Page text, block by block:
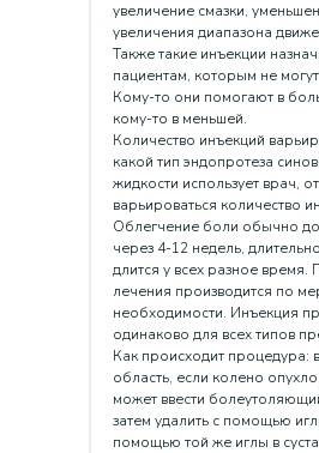
увеличение смазки,
увеличения диапазона
Также такие инъекции
пациентам, которым не
Кому-то они помогают в
кому-то в меньшей.
Количество инъекций
какой тип эндопротеза
жидкости использует врач,
варьироваться количество
Облегчение боли обычно
через 4-12 недель,
длится у всех разное время.
лечения производится по
необходимости. Инъекция
одинаково для всех типов
Как происходит процедура:
область, если колено
может ввести
затем удалить с помощью
помощью той же иглы в